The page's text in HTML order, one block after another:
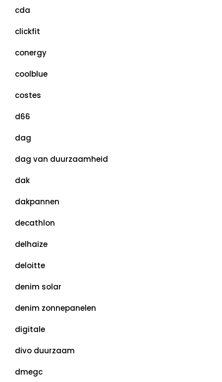
cda
clickfit
conergy
coolblue
costes
d66
dag
dag van duurzaamheid
dak
dakpannen
decathlon
delhaize
deloitte
denim solar
denim zonnepanelen
digitale
divo duurzaam
dmegc